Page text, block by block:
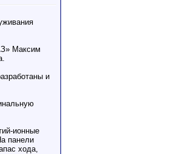
Максим
и
ионные
панели
хода,